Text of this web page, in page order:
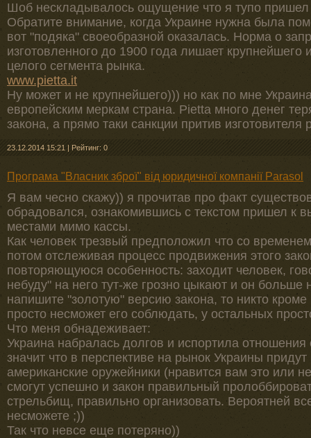
Шоб нескладывалось ощущение что я тупо пришел
Обратите внимание, когда Украине нужна была
вот "подяка" своеобразной оказалась. Норма о
изготовленного до 1900 года лишает крупнейшего
целого сегмента рынка.
www.pietta.it
Ну может и не крупнейшего))) но как по мне
европейским меркам страна. Pietta много денег
закона, а прямо таки санкции притив изготовителя
23.12.2014 15:21 | Рейтинг: 0
Програма "Власник зброї" від юридичної компанії Parasol
Я вам чесно скажу)) я прочитав про факт
обрадовался, ознакомившись с текстом пришел к
местами мимо кассы.
Как человек трезвый предположил что со
потом отслеживая процесс продвижения этого
повторяющуюся особенность: заходит человек,
небуду" на него тут-же грозно цыкают и он больше
напишите "золотую" версию закона, то никто
просто несможет его соблюдать, у остальных
Что меня обнадеживает:
Украина набралась долгов и испортила
значит что в перспективе на рынок Украины
американские оружейники (нравится вам это или
смогут успешно и закон правильный
стрельбищ, правильно организовать. Вероятней
несможете ;))
Так что невсе еще потеряно))